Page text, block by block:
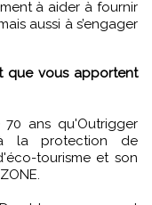
à aider à fournir
aussi à s’engager
ans qu'Outrigger
la protection de
tourisme et son